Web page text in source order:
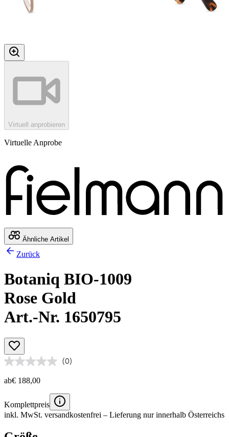
Virtuell anprobieren
Virtuelle Anprobe
Ähnliche Artikel
Zurück
Botaniq BIO-1009
Rose Gold
Art.-Nr. 1650795
(0)
ab€ 188,00
Komplettpreis
inkl. MwSt. versandkostenfrei – Lieferung nur innerhalb Österreichs